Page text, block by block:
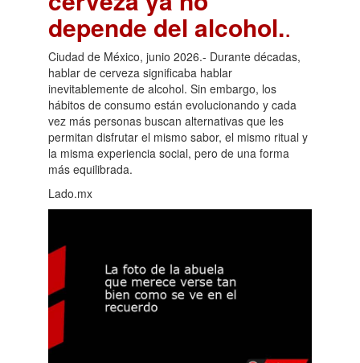
depende del alcohol..
Ciudad de México, junio 2026.- Durante décadas,
hablar de cerveza significaba hablar
inevitablemente de alcohol. Sin embargo, los
hábitos de consumo están evolucionando y cada
vez más personas buscan alternativas que les
permitan disfrutar el mismo sabor, el mismo ritual y
la misma experiencia social, pero de una forma
más equilibrada.
Lado.mx